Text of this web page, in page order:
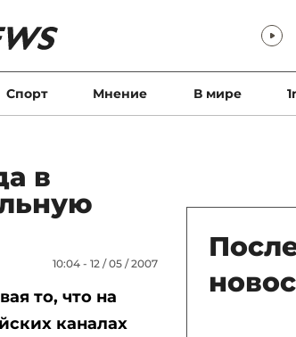
Спорт Мнение В мире
в
10:04 - 12 / 05 / 2007
то, что на
каналах